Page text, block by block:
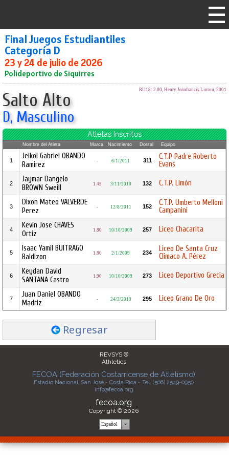
Final Juegos Estudiantiles
Categoría D
23 y 24 de julio de 2026
Polideportivo de Siquirres
RU18: 2.00, Henry Jeanfrancis Linton, 2001
Salto Alto
D, Masculino
Atletas Inscritos
Nombre del Atleta Marca Nacimiento Dorsal Equipo
1
Jeikol Gabriel OBANDO
Ramirez
- 6/1/2011 311
C.T.P Padre Roberto
Evans
2
Jaymar Dangelo
BROWN Sweill
1.45 3/11/2010 132 C.T.P. Limón
3
Dixon Mateo VALVERDE
Perez
- 12/8/2011 152
C.T.P. Umberto Melloni
Campanini
4
Kevin Jose CHAVES
Ortiz
1.80 10/10/2009 257 Liceo Chacarita
5
Isaac Yamil BUITRAGO
Baldizon
1.80 2/1/2009 234
Liceo De Santa Cruz
Climaco A. Pérez
6
Keydan David
SANTANA Castro
1.90 10/10/2009 273 Liceo Deportivo Grecia
7
Juan Daniel OBANDO
Madriz
- 24/3/2010 295 Liceo Grano De Oro
Regresar
REVSYS ®
Athletics
FECOA (Federación Costarricense de Atletismo)
Estadio Nacional, San José - Costa Rica - Tel. (506) 2549-0950
info@fecoa.org
fecoa.org
Copyright © 2026